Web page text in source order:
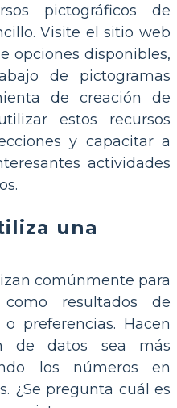
pictográficos de
Visite el sitio web
opciones disponibles,
de pictogramas
de creación de
estos recursos
y capacitar a
actividades
una
comúnmente para
resultados de
preferencias. Hacen
de datos sea más
los números en
¿Se pregunta cuál es